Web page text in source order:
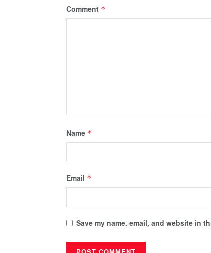
Comment *
Name *
Email *
Save my name, email, and website in